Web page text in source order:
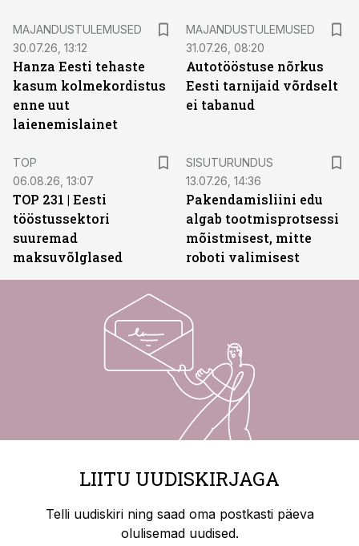
MAJANDUSTULEMUSED
30.07.26, 13:12
Hanza Eesti tehaste
kasum kolmekordistus
enne uut
laienemislainet
MAJANDUSTULEMUSED
31.07.26, 08:20
Autotööstuse nõrkus
Eesti tarnijaid võrdselt
ei tabanud
TOP
06.08.26, 13:07
TOP 231 | Eesti
tööstussektori
suuremad
maksuvõlglased
SISUTURUNDUS
13.07.26, 14:36
Pakendamisliini edu
algab tootmisprotsessi
mõistmisest, mitte
roboti valimisest
LIITU UUDISKIRJAGA
Telli uudiskiri ning saad oma postkasti päeva
olulisemad uudised.